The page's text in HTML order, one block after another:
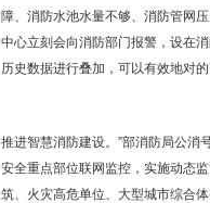
障、消防水池水量不够、消防管网
中心立刻会向消防部门报警，设在
历史数据进行叠加，可以有效地对
推进智慧消防建设。”部消防局公消
安全重点部位联网监控，实施动态
筑、火灾高危单位、大型城市综合